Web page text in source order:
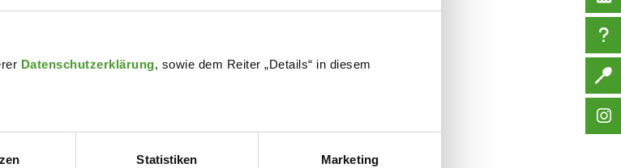
Datenschutzerklärung, sowie dem Reiter „Details“ in diesem
Statistiken Marketing
weggeschmissen werden sollten, weil es viele Menschen gibt, denen es
Überfluss abgeben.
uns diese lehrreiche Lektion ermöglichte!